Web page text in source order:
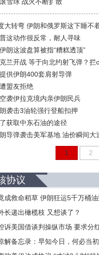
大转弯 伊朗和俄罗斯这下睡不
这动作很反常，耐人寻味
朗这波盘算被指“糟糕透顶”
兰开战 等于向北约射飞弹？拦
供伊朗400套肩射导弹
盟友拒绝
袭伊拉克境内亲伊朗民兵
袭击3油轮强行登船扣押
获取中东石油的途径
导弹袭击美军基地 油价瞬间大
1 2
协议
成救命稻草 伊朗狂运5千万桶油
长递出橄榄枝 又想谈了？
诉美国借谈判操纵市场 要求分
解备忘录：早知今日，何必当初